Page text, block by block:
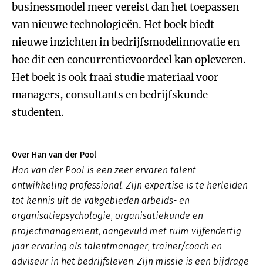
businessmodel meer vereist dan het toepassen
van nieuwe technologieën. Het boek biedt
nieuwe inzichten in bedrijfsmodelinnovatie en
hoe dit een concurrentievoordeel kan opleveren.
Het boek is ook fraai studie materiaal voor
managers, consultants en bedrijfskunde
studenten.
Over Han van der Pool
Han van der Pool is een zeer ervaren talent
ontwikkeling professional. Zijn expertise is te herleiden
tot kennis uit de vakgebieden arbeids- en
organisatiepsychologie, organisatiekunde en
projectmanagement, aangevuld met ruim vijfendertig
jaar ervaring als talentmanager, trainer/coach en
adviseur in het bedrijfsleven. Zijn missie is een bijdrage